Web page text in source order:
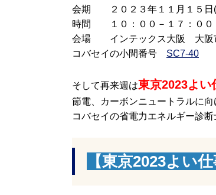
会期 ２０２３年１１月１５日(
時間 １０：００－１７：００
会場 インテックス大阪 大阪
コバセイの小間番号 SC7-40
そして再来週は東京2023よい
節電、カーボンニュートラルに
コバセイの省電力エネルギー診
【東京2023よい